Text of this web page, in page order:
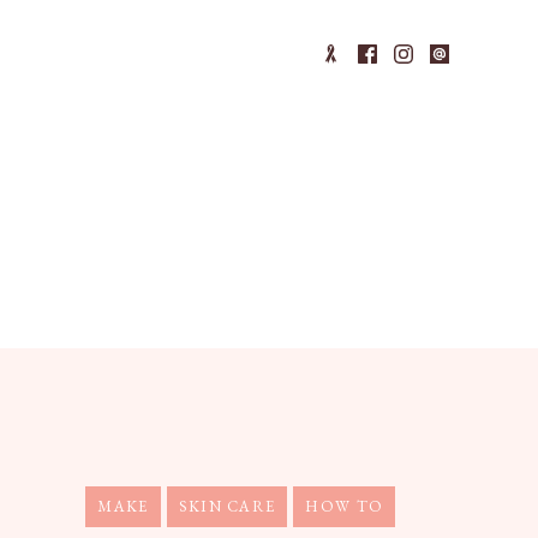
MAKE SKIN CARE HOW TO